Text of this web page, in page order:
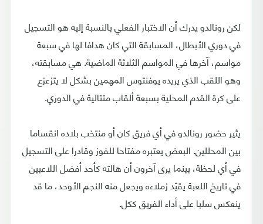
لكن رونالدو يدرك أن الاختبار الفعلي بالنسبة إليه هو التسجيل
في دوري الأبطال، المسابقة التي كان هدافا لها في سبعة
مواسم، آخرها في المواسم الثلاثة الماضية. هي مسابقته،
وهو اللقب الذي يريده يوفنتوس المهمين بشكل لا يتزعزع
على كرة القدم المحلية بسبعة ألقاب متتالية في الدوري.
يثير حضور رونالدو في أي فريق كان أو منتخب بلاده انقساما
بين المحللين. البعض يعتبره مفتاحا للفوز وقادرا على التسجيل
في أي لحظة، بينما يرى آخرون أن هالته كأحد أفضل اللاعبين
في تاريخ اللعبة يقيّد زملاءه ويجعل منه النجم الأوحد، ما قد
ينعكس سلبا على أداء الفريق ككل.